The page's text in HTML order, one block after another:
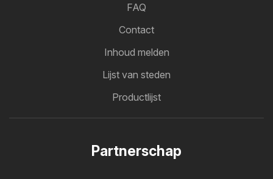
FAQ
Contact
Inhoud melden
Lijst van steden
Productlijst
Partnerschap